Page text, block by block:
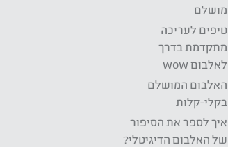
מושלם
טיפים לעריכה
מתקדמת בדרך
לאלבום wow
האלבום המושלם
בקלי-קלות
איך לספר את הסיפור
של האלבום הדיגיטלי?